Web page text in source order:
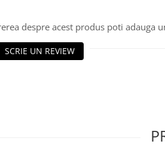
despre acest produs poti adauga
SCRIE UN REVIEW